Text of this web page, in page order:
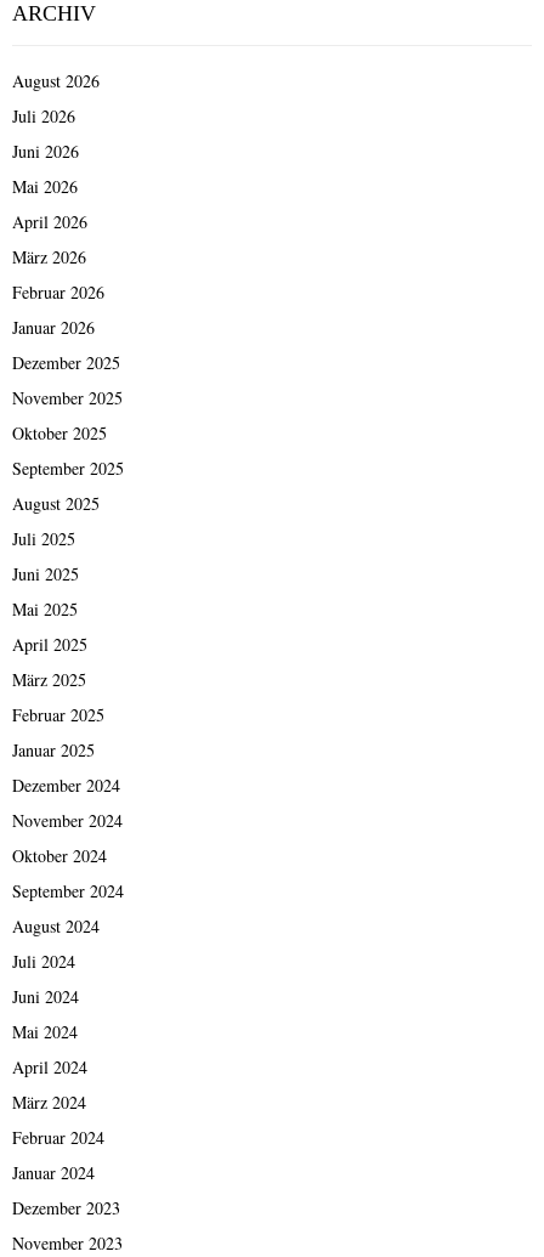
ARCHIV
August 2026
Juli 2026
Juni 2026
Mai 2026
April 2026
März 2026
Februar 2026
Januar 2026
Dezember 2025
November 2025
Oktober 2025
September 2025
August 2025
Juli 2025
Juni 2025
Mai 2025
April 2025
März 2025
Februar 2025
Januar 2025
Dezember 2024
November 2024
Oktober 2024
September 2024
August 2024
Juli 2024
Juni 2024
Mai 2024
April 2024
März 2024
Februar 2024
Januar 2024
Dezember 2023
November 2023